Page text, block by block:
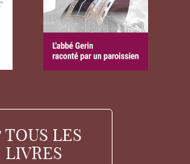
TOUS LES
LIVRES